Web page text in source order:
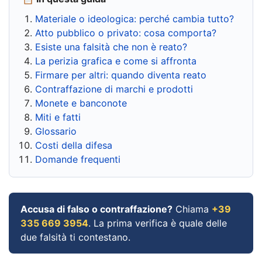
Materiale o ideologica: perché cambia tutto?
Atto pubblico o privato: cosa comporta?
Esiste una falsità che non è reato?
La perizia grafica e come si affronta
Firmare per altri: quando diventa reato
Contraffazione di marchi e prodotti
Monete e banconote
Miti e fatti
Glossario
Costi della difesa
Domande frequenti
Accusa di falso o contraffazione? Chiama +39
335 669 3954. La prima verifica è quale delle
due falsità ti contestano.